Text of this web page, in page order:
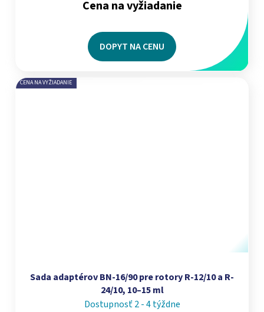
Cena na vyžiadanie
DOPYT NA CENU
CENA NA VYŽIADANIE
Sada adaptérov BN-16/90 pre rotory R-12/10 a R-
24/10, 10–15 ml
Dostupnosť 2 - 4 týždne